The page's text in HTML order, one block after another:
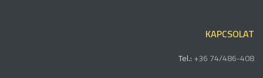
KAPCSOLAT
Tel.:+36 74/486-408